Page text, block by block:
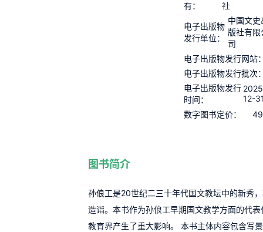
有：
社
电子出版物
发行单位：
中国文史
版社有限
司
电子出版物发行网站
电子出版物发行批次
电子出版物发行
时间：
12-
数字图书定价：
图书简介
孙俍工是20世纪二三十年代国文教坛中的新秀
造诣。本书作为孙俍工早期国文教学方面的代
教育界产生了重大影响。 本书主体内容包含写